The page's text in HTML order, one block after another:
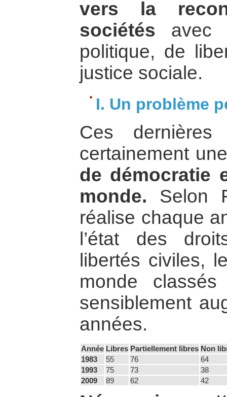
vers la
sociétés avec
politique, de
justice sociale.
I. Un problème
Ces
certainement
de démocratie
monde. Selon
réalise chaque
l’état des
libertés civiles,
monde
sensiblement
années.
Année Libres Partiellement libres Non
1983
55 76
64
1993
75 73
38
2009
89 62 42